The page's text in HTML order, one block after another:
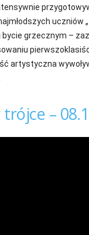
uczniów
grzecznym –
artystyczna
–